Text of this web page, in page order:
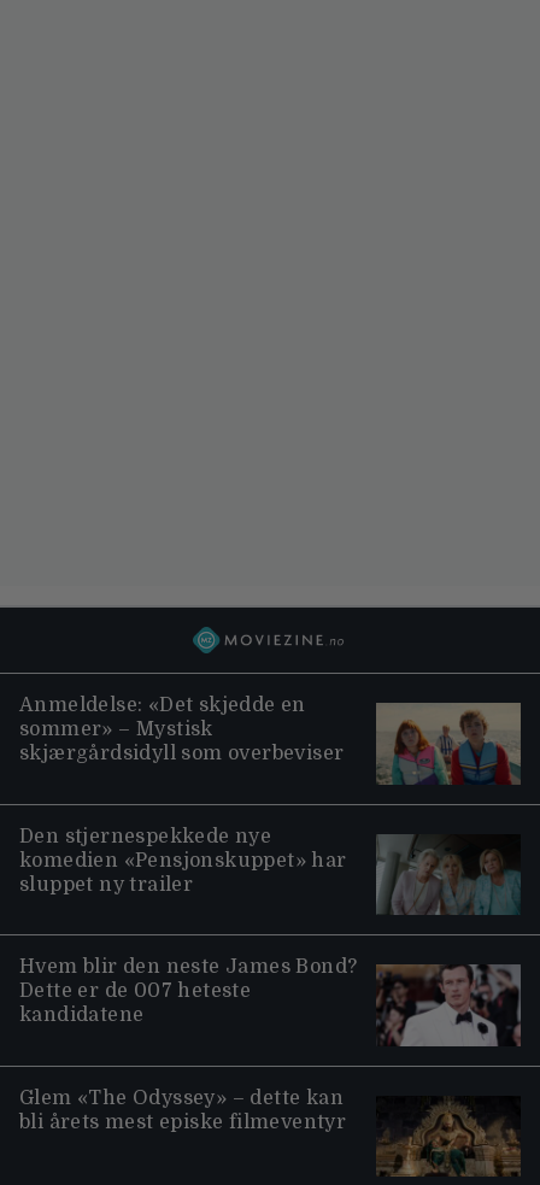
Anmeldelse: «Det skjedde en
sommer» – Mystisk
skjærgårdsidyll som overbeviser
Den stjernespekkede nye
komedien «Pensjonskuppet» har
sluppet ny trailer
Hvem blir den neste James Bond?
Dette er de 007 heteste
kandidatene
Glem «The Odyssey» – dette kan
bli årets mest episke filmeventyr